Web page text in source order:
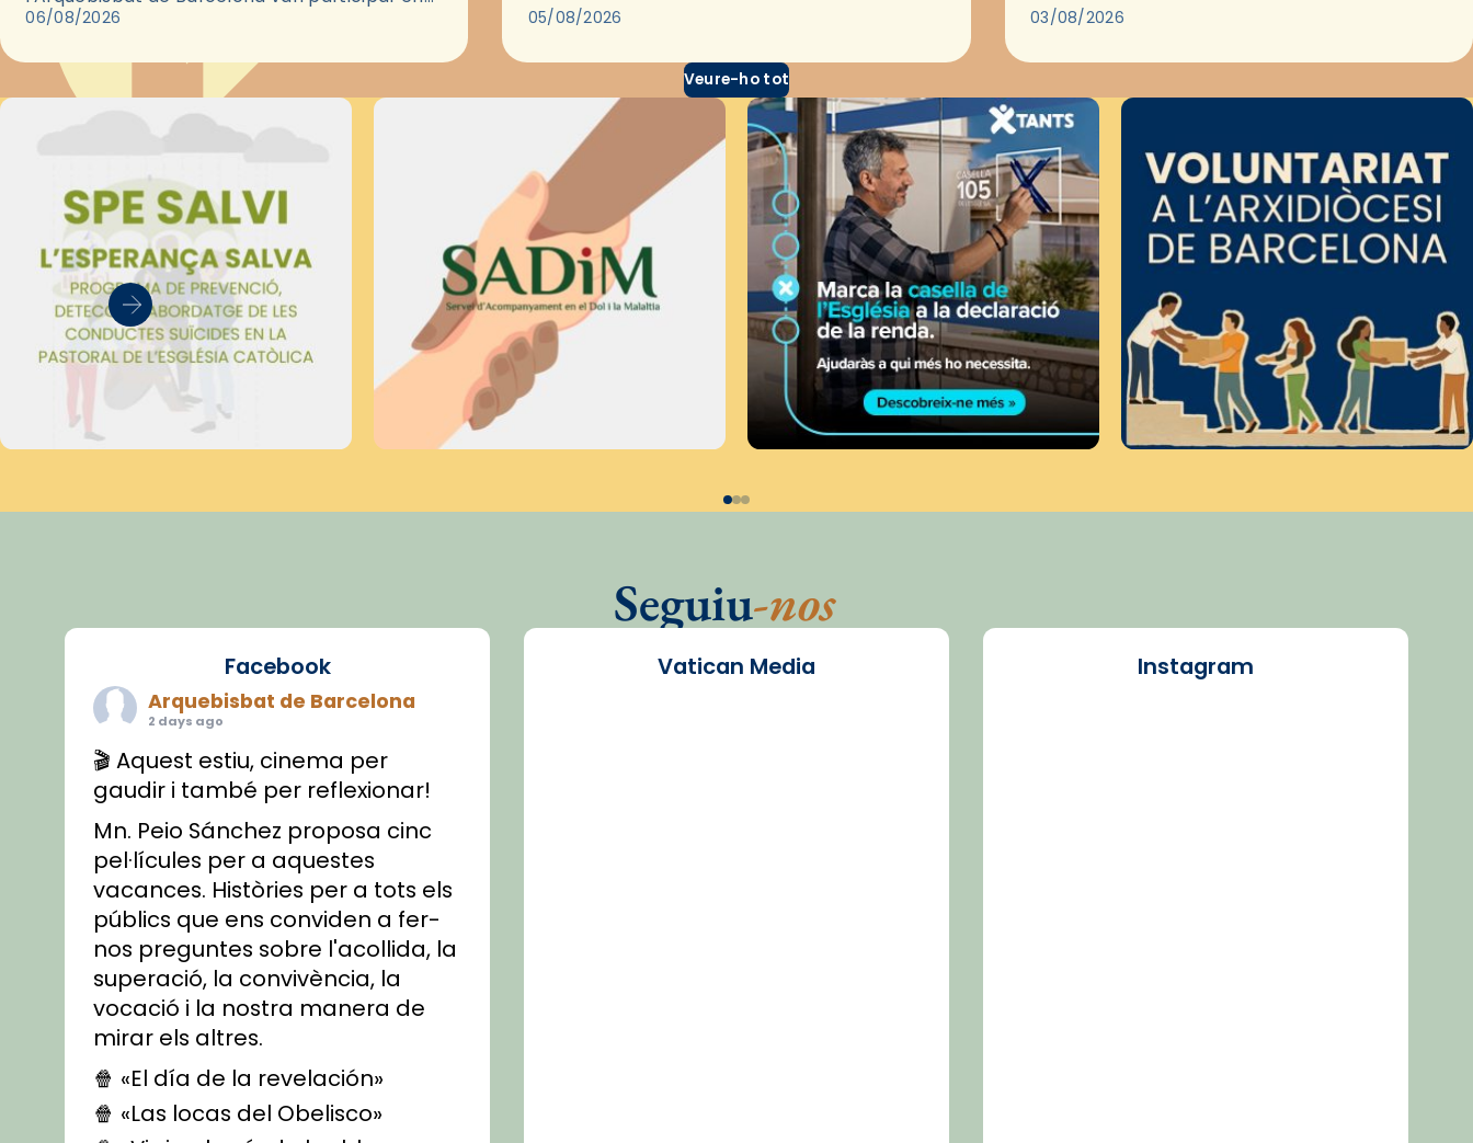
les convivències Be Apostle, organitzades pel
06/08/2026
través del cinema, reflexionar sobre les…
05/08/2026
pregària, el…
03/08/2026
Veure-ho tot
Seguiu-nos
Facebook
Arquebisbat de Barcelona
2 days ago
🎬 Aquest estiu, cinema per
gaudir i també per reflexionar!
Mn. Peio Sánchez proposa cinc
pel·lícules per a aquestes
vacances. Històries per a tots els
públics que ens conviden a fer-
nos preguntes sobre l'acollida, la
superació, la convivència, la
vocació i la nostra manera de
mirar els altres.
🍿 «El día de la revelación»
🍿 «Las locas del Obelisco»
Vatican Media Instagram